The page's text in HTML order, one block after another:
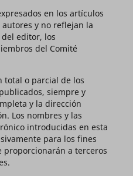
en los artículos
y no reflejan la
editor, los
del Comité
total o parcial de los
siempre y
y la dirección
Los nombres y las
introducidas en esta
para los fines
proporcionarán a terceros